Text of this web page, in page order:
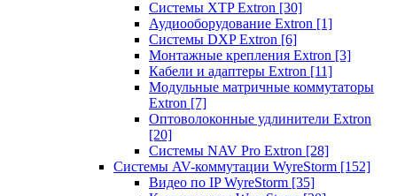
Системы XTP Extron [30]
Аудиооборудование Extron [1]
Системы DXP Extron [6]
Монтажные крепления Extron [3]
Кабели и адаптеры Extron [11]
Модульные матричные коммутаторы
Extron [7]
Оптоволоконные удлинители Extron
[20]
Системы NAV Pro Extron [28]
Системы AV-коммутации WyreStorm [152]
Видео по IP WyreStorm [35]